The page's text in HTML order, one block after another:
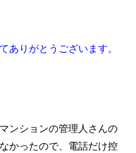
ありがとうございます。
ンションの管理人さんの
かったので、電話だけ控